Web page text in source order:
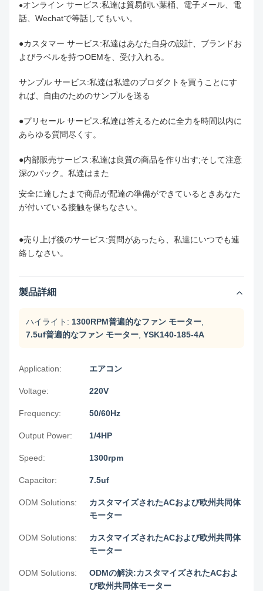
●オンライン サービス:私達は貿易飼い葉桶、電子メール、電
話、Wechatで等話してもいい。
●カスタマー サービス:私達はあなた自身の設計、ブランドお
よびラベルを持つOEMを、受け入れる。
サンプル サービス:私達は私達のプロダクトを買うことにす
れば、自由のためのサンプルを送る
●プリセール サービス:私達は答えるために全力を時間以内に
あらゆる質問尽くす。
●内部販売サービス:私達は良質の商品を作り出す;そして注意
深のパック。私達はまた
安全に達したまで商品が配達の準備ができているときあなた
が付いている接触を保ちなさい。
●売り上げ後のサービス:質問があったら、私達にいつでも連
絡しなさい。
製品詳細
ハイライト: 1300RPM普遍的なファン モーター
7.5uf普遍的なファン モーター YSK140-185-4A
Application: エアコン
Voltage: 220V
Frequency: 50/60Hz
Output Power: 1/4HP
Speed: 1300rpm
Capacitor: 7.5uf
ODM Solutions:
カスタマイズされたACおよび欧州共同体
モーター
ODM Solutions:
カスタマイズされたACおよび欧州共同体
モーター
ODM Solutions:
ODMの解決:カスタマイズされたACおよ
び欧州共同体モーター